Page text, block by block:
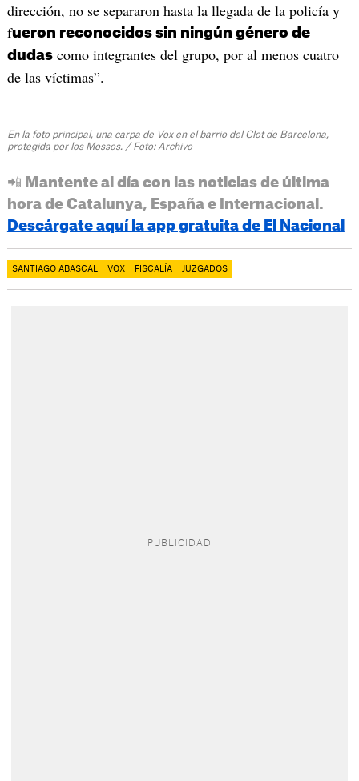
dirección, no se separaron hasta la llegada de la policía y
fueron reconocidos sin ningún género de
dudascomo integrantes del grupo, por al menos cuatro
de las víctimas”.
En la foto principal, una carpa de Vox en el barrio del Clot de Barcelona,
protegida por los Mossos. / Foto: Archivo
📲 Mantente al día con las noticias de última
hora de Catalunya, España e Internacional.
Descárgate aquí la app gratuita de El Nacional
SANTIAGO ABASCAL VOX FISCALÍA JUZGADOS